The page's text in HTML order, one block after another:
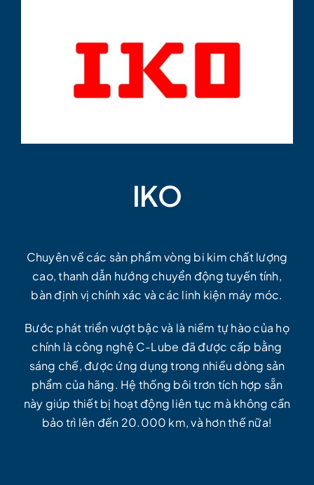
IKO
Chuyên về các sản phẩm vòng bi kim chất lượng
cao, thanh dẫn hướng chuyển động tuyến tính,
bàn định vị chính xác và các linh kiện máy móc.
Bước phát triển vượt bậc và là niềm tự hào của họ
chính là công nghệ C-Lube đã được cấp bằng
sáng chế, được ứng dụng trong nhiều dòng sản
phẩm của hãng. Hệ thống bôi trơn tích hợp sẵn
này giúp thiết bị hoạt động liên tục mà không cần
bảo trì lên đến 20.000 km, và hơn thế nữa!